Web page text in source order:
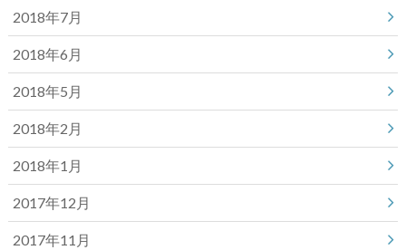
2018年7月
2018年6月
2018年5月
2018年2月
2018年1月
2017年12月
2017年11月